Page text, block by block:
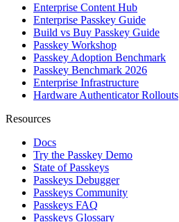
Enterprise Content Hub
Enterprise Passkey Guide
Build vs Buy Passkey Guide
Passkey Workshop
Passkey Adoption Benchmark
Passkey Benchmark 2026
Enterprise Infrastructure
Hardware Authenticator Rollouts
Resources
Docs
Try the Passkey Demo
State of Passkeys
Passkeys Debugger
Passkeys Community
Passkeys FAQ
Passkeys Glossary